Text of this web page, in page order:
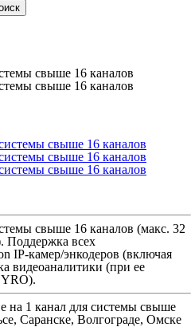
свыше 16 каналов
свыше 16 каналов
свыше 16 каналов (макс. 32
Поддержка всех
IP-камер/энкодеров (включая
видеоаналитики (при ее
на 1 канал для системы свыше
Саранске, Волгограде, Омске